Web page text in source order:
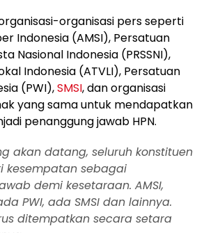
organisasi pers seperti
Indonesia (AMSI), Persatuan
Nasional Indonesia (PRSSNI),
Indonesia (ATVLI), Persatuan
(PWI),SMSI, dan organisasi
yang sama untuk mendapatkan
penanggung jawab HPN.
akan datang, seluruh konstituen
kesempatan sebagai
demi kesetaraan. AMSI,
ada PWI, ada SMSI dan lainnya.
ditempatkan secara setara